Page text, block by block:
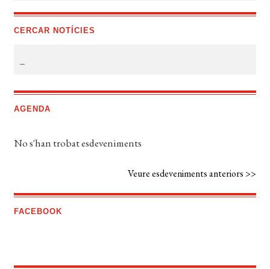
CERCAR NOTÍCIES
AGENDA
No s'han trobat esdeveniments
Veure esdeveniments anteriors >>
FACEBOOK